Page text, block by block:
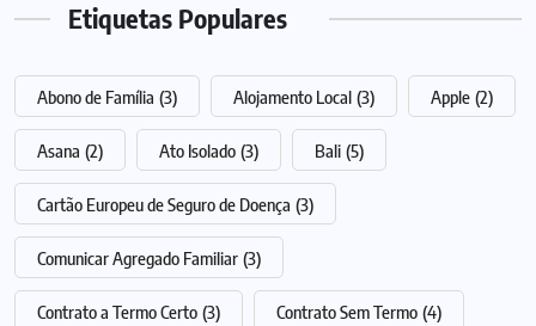
Etiquetas Populares
Abono de Família (3) Alojamento Local (3) Apple (2)
Asana (2) Ato Isolado (3) Bali (5)
Cartão Europeu de Seguro de Doença (3)
Comunicar Agregado Familiar (3)
Contrato a Termo Certo (3) Contrato Sem Termo (4)